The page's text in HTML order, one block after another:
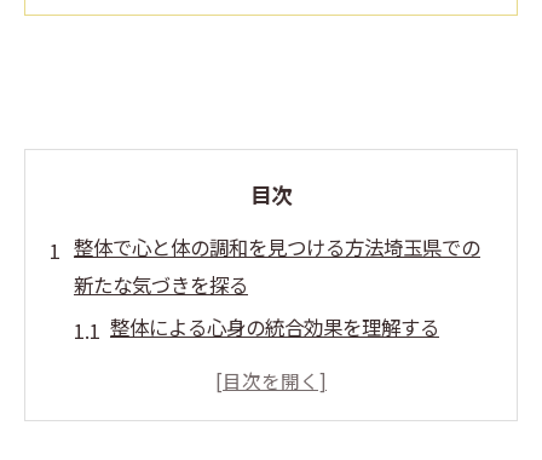
目次
整体で心と体の調和を見つける方法埼玉県での
新たな気づきを探る
整体による心身の統合効果を理解する
埼玉県の整体院選びで気をつけるポイント